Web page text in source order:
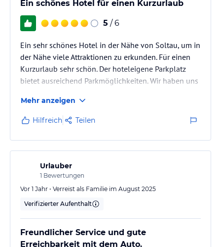
Ein schönes Hotel für einen Kurzurlaub
5 / 6
Ein sehr schönes Hotel in der Nähe von Soltau, um in
der Nähe viele Attraktionen zu erkunden. Für einen
Kurzurlaub sehr schön. Der hoteleigene Parkplatz
bietet ausreichend Parkmöglichkeiten. Wir haben uns
Mehr anzeigen
Hilfreich Teilen
Urlauber
1 Bewertungen
Vor 1 Jahr • Verreist als Familie im August 2025
Verifizierter Aufenthalt
Freundlicher Service und gute
Erreichbarkeit mit dem Auto.